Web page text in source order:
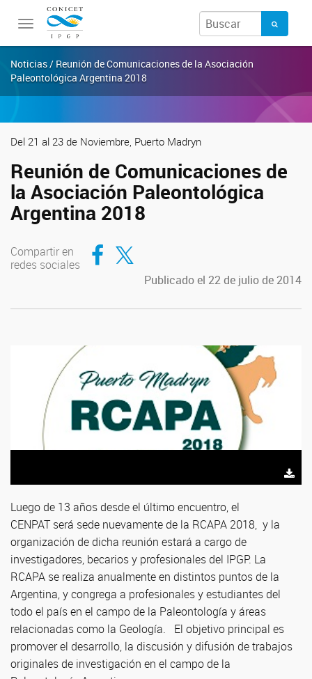
Toggle
navigation
Noticias / Reunión de Comunicaciones de la Asociación
Paleontológica Argentina 2018
Del 21 al 23 de Noviembre, Puerto Madryn
Reunión de Comunicaciones de
la Asociación Paleontológica
Argentina 2018
Compartir en
redes sociales
Compartir en Facebook
Compartir en Twitter
Publicado el 22 de julio de 2014
Luego de 13 años desde el último encuentro, el
CENPAT será sede nuevamente de la RCAPA 2018, y la
organización de dicha reunión estará a cargo de
investigadores, becarios y profesionales del IPGP. La
RCAPA se realiza anualmente en distintos puntos de la
Argentina, y congrega a profesionales y estudiantes del
todo el país en el campo de la Paleontología y áreas
relacionadas como la Geología.
El objetivo principal es
promover el desarrollo, la discusión y difusión de trabajos
originales de investigación en el campo de la